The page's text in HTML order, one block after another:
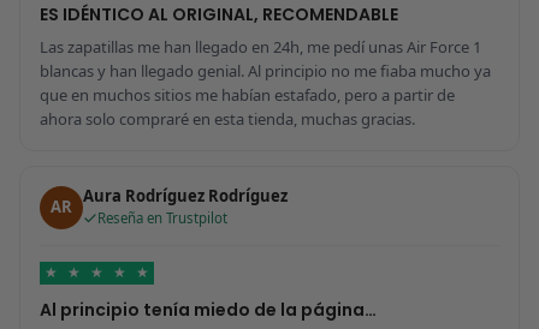
ES IDÉNTICO AL ORIGINAL, RECOMENDABLE
Las zapatillas me han llegado en 24h, me pedí unas Air Force 1
blancas y han llegado genial. Al principio no me fiaba mucho ya
que en muchos sitios me habían estafado, pero a partir de
ahora solo compraré en esta tienda, muchas gracias.
AR Aura Rodríguez Rodríguez
Reseña en Trustpilot
★ ★ ★ ★ ★
Al principio tenía miedo de la página…